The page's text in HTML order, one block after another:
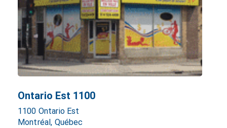
Ontario Est 1100
1100 Ontario Est
Montréal, Québec